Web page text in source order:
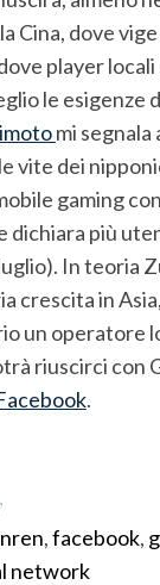
Cina, dove
player
le esigenze
mi segnala
vite dei
gaming
dichiara più
In teoria
crescita in
un operatore
riuscirci con
.
,facebook,
network